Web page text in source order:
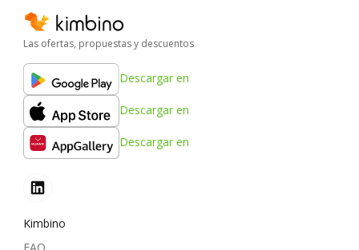
Las ofertas, propuestas y descuentos
Descargar en
Descargar en
Descargar en
Kimbino
FAQ